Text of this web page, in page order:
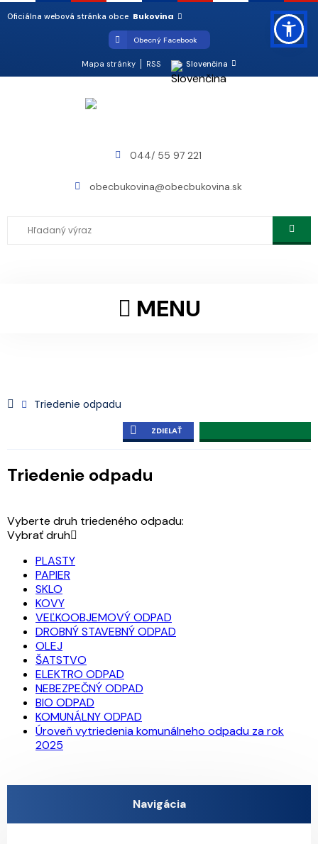
Oficiálna webová stránka obce Bukovina
Obecný Facebook
Mapa stránky RSS Slovenčina
044/ 55 97 221
obecbukovina@obecbukovina.sk
MENU
Triedenie odpadu
ZDIELAŤ
Triedenie odpadu
Vyberte druh triedeného odpadu:
Vybrať druh
PLASTY
PAPIER
SKLO
KOVY
VEĽKOOBJEMOVÝ ODPAD
DROBNÝ STAVEBNÝ ODPAD
OLEJ
ŠATSTVO
ELEKTRO ODPAD
NEBEZPEČNÝ ODPAD
BIO ODPAD
KOMUNÁLNY ODPAD
Úroveň vytriedenia komunálneho odpadu za rok
2025
Navigácia